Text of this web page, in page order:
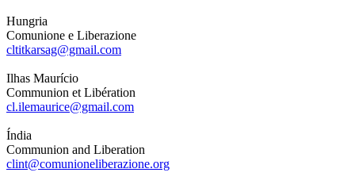
Hungria
Comunione e Liberazione
cltitkarsag@gmail.com
Ilhas Maurício
Communion et Libération
cl.ilemaurice@gmail.com
Índia
Communion and Liberation
clint@comunioneliberazione.org